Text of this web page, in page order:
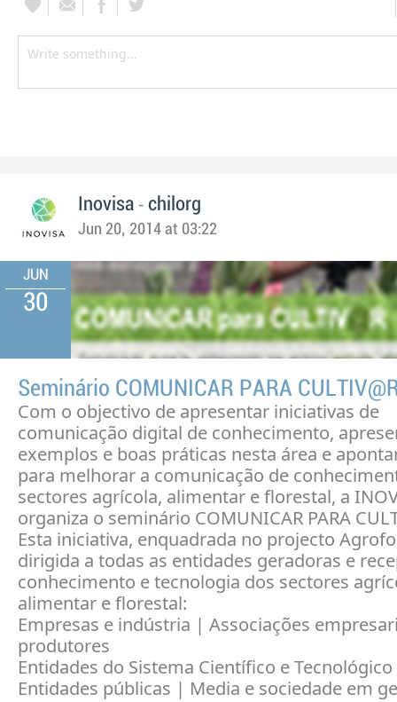
Inovisa - chilorg
Jun 20, 2014 at 03:22
JUN
30
Seminário COMUNICAR PARA
Com o objectivo de apresentar iniciativas de
comunicação digital de conhecimento,
exemplos e boas práticas nesta área e
para melhorar a comunicação de
sectores agrícola, alimentar e florestal, a
organiza o seminário COMUNICAR PARA
Esta iniciativa, enquadrada no projecto
dirigida a todas as entidades geradoras e
conhecimento e tecnologia dos sectores
alimentar e florestal:
Empresas e indústria | Associações
produtores
Entidades do Sistema Científico e Tecnológico
Entidades públicas | Media e sociedade em